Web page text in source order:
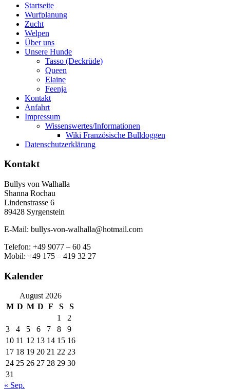
Startseite
Wurfplanung
Zucht
Welpen
Über uns
Unsere Hunde
Tasso (Deckrüde)
Queen
Elaine
Feenja
Kontakt
Anfahrt
Impressum
Wissenswertes/Informationen
Wiki Französische Bulldoggen
Datenschutzerklärung
Kontakt
Bullys von Walhalla
Shanna Rochau
Lindenstrasse 6
89428 Syrgenstein
E-Mail: bullys-von-walhalla@hotmail.com
Telefon: +49 9077 – 60 45
Mobil: +49 175 – 419 32 27
Kalender
August 2026
M D M D F S
S
1
2
3
4 5 6 7 8
9
10 11 12 13 14 15 16
17 18 19 20 21 22 23
24 25 26 27 28 29 30
31
« Sep.